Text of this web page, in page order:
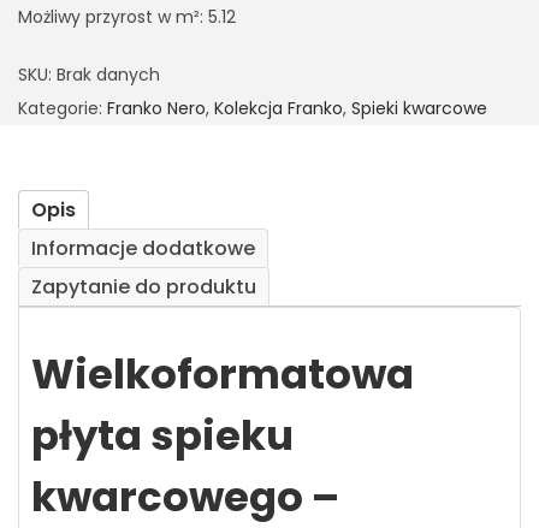
Możliwy przyrost w m²: 5.12
SKU: Brak danych
Kategorie: Franko Nero, Kolekcja Franko, Spieki kwarcowe
Opis
Informacje dodatkowe
Zapytanie do produktu
Wielkoformatowa
płyta spieku
kwarcowego –